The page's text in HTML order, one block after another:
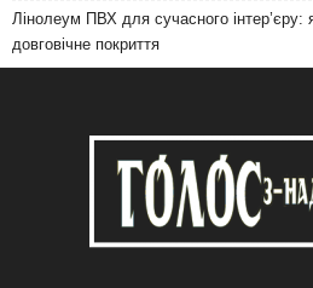
Лінолеум ПВХ для сучасного інтер’єру:
довговічне покриття